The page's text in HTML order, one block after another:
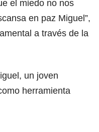
el miedo no nos
en paz Miguel”,
a través de la
un joven
herramienta